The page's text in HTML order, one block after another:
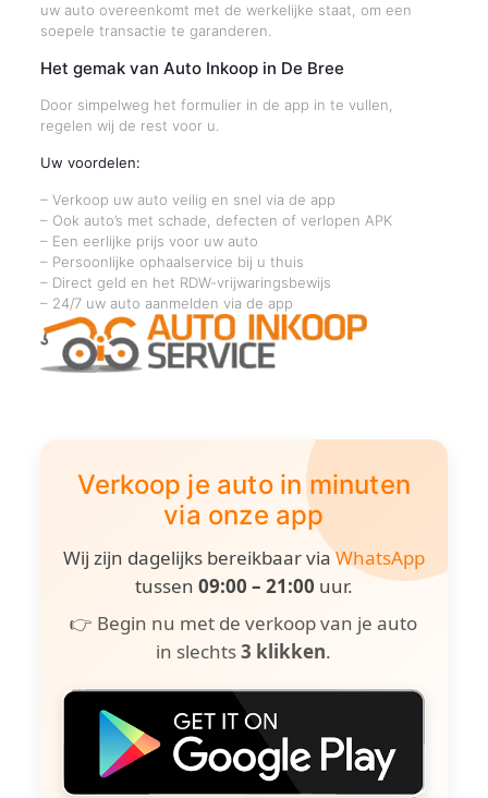
uw auto overeenkomt met de werkelijke staat, om een
soepele transactie te garanderen.
Het gemak van Auto Inkoop in De Bree
Door simpelweg het formulier in de app in te vullen,
regelen wij de rest voor u.
Uw voordelen:
– Verkoop uw auto veilig en snel via de app
– Ook auto’s met schade, defecten of verlopen APK
– Een eerlijke prijs voor uw auto
– Persoonlijke ophaalservice bij u thuis
– Direct geld en het RDW-vrijwaringsbewijs
– 24/7 uw auto aanmelden via de app
Verkoop je auto in minuten
via onze app
Wij zijn dagelijks bereikbaar viaWhatsApp
tussen 09:00 – 21:00 uur.
👉 Begin nu met de verkoop van je auto
in slechts3 klikken.